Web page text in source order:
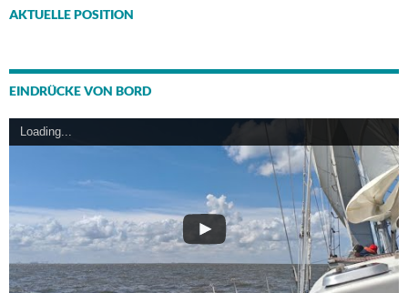
AKTUELLE POSITION
EINDRÜCKE VON BORD
Loading...